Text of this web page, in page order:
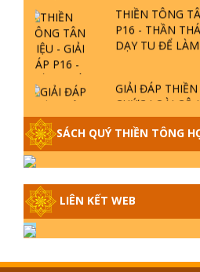
THIỀN TÔNG
P16 - THẦN
DẠY TU ĐỂ
GIẢI ĐÁP
CHỨC LOÀI CÔ
PHẬT KHI NÀO
ĐÂU
ĐƯỢC KHÔNG?
SÁCH QUÝ THIỀN TÔNG
LIÊN KẾT WEB